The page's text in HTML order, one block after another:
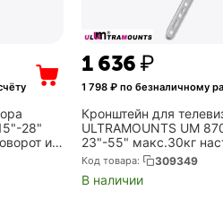
28"
и
1 636₽
1 798 ₽ по безналичному
Кронштейн для
ULTRAMOUNTS UM
23"-55" макс.30кг
поворот и наклон
Код товара: 309349
В наличии